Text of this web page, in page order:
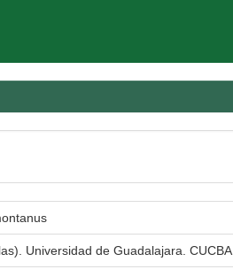
Universidad de Guadalajara. CUCBA.